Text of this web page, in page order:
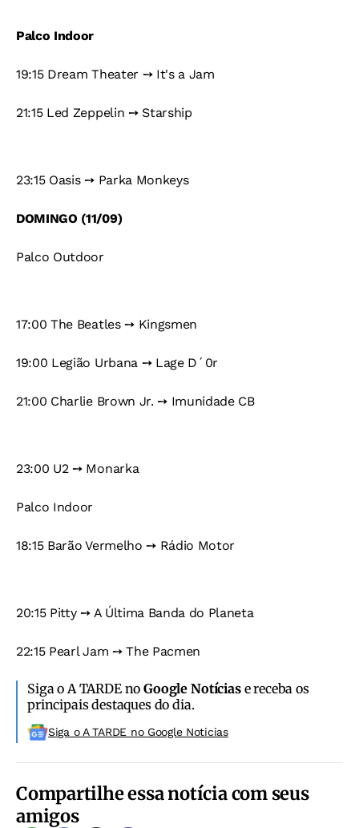
Palco Indoor
19:15 Dream Theater ➙ It's a Jam
21:15 Led Zeppelin ➙ Starship
23:15 Oasis ➙ Parka Monkeys
DOMINGO (11/09)
Palco Outdoor
17:00 The Beatles ➙ Kingsmen
19:00 Legião Urbana ➙ Lage D´0r
21:00 Charlie Brown Jr. ➙ Imunidade CB
23:00 U2 ➙ Monarka
Palco Indoor
18:15 Barão Vermelho ➙ Rádio Motor
20:15 Pitty ➙ A Última Banda do Planeta
22:15 Pearl Jam ➙ The Pacmen
Siga o A TARDE noGoogle Notíciase receba os
principais destaques do dia.
Siga o A TARDE no Google Noticias
Compartilhe essa notícia com seus
amigos